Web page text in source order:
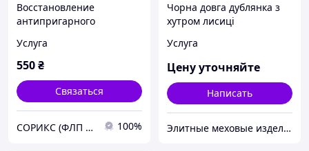
Восстановление
антипригарного
посуде
Услуга
550₴
Связаться
СОРИКС (ФЛП Чучман В.А.) !!МЫ РАБОТАЕМ!! 100%
Чорна довга дублянка з
хутром лисиці
Услуга
Цену уточняйте
Написать
Элитные меховые изделия